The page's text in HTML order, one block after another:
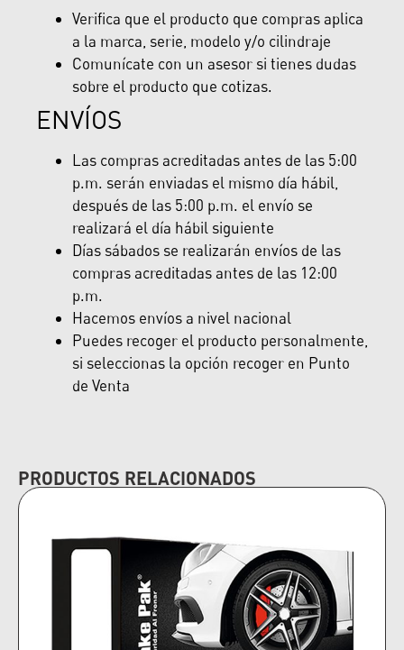
Verifica que el producto que compras aplica
a la marca, serie, modelo y/o cilindraje
Comunícate con un asesor si tienes dudas
sobre el producto que cotizas.
ENVÍOS
Las compras acreditadas antes de las 5:00
p.m. serán enviadas el mismo día hábil,
después de las 5:00 p.m. el envío se
realizará el día hábil siguiente
Días sábados se realizarán envíos de las
compras acreditadas antes de las 12:00
p.m.
Hacemos envíos a nivel nacional
Puedes recoger el producto personalmente,
si seleccionas la opción recoger en Punto
de Venta
PRODUCTOS RELACIONADOS